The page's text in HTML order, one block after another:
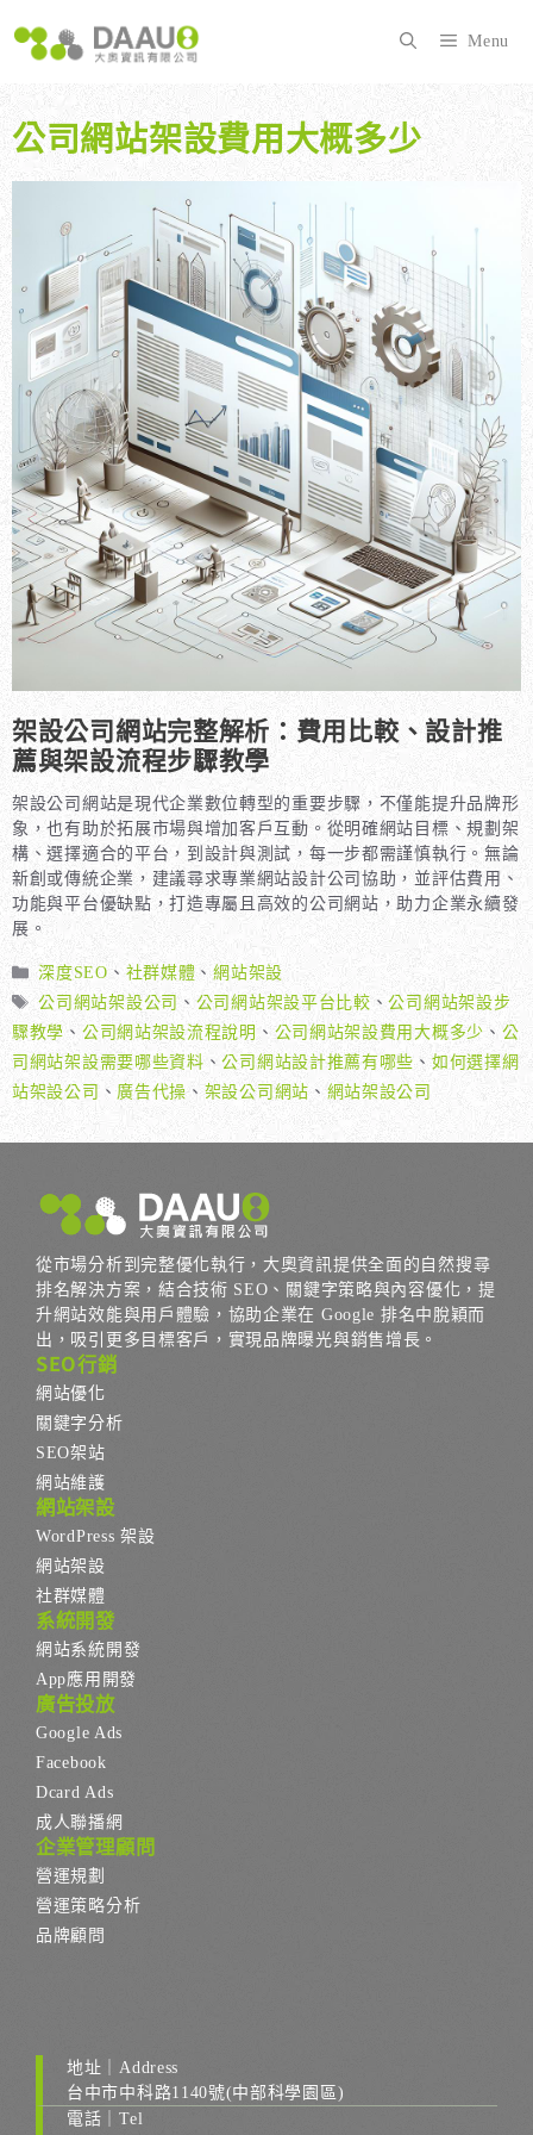
至
內
容
Menu
公司網站架設費用大概多少
架設公司網站完整解析：費用比較、設計推
薦與架設流程步驟教學
架設公司網站是現代企業數位轉型的重要步驟，不僅能提升品牌形
象，也有助於拓展市場與增加客戶互動。從明確網站目標、規劃架
構、選擇適合的平台，到設計與測試，每一步都需謹慎執行。無論
新創或傳統企業，建議尋求專業網站設計公司協助，並評估費用、
功能與平台優缺點，打造專屬且高效的公司網站，助力企業永續發
展。
分
類
深度SEO 、 社群媒體 、網站架設
標
籤
公司網站架設公司 、 公司網站架設平台比較 、公司網站架設步
驟教學 、 公司網站架設流程說明 、 公司網站架設費用大概多少 、 公
司網站架設需要哪些資料 、公司網站設計推薦有哪些、 如何選擇網
站架設公司
、 廣告代操、 架設公司網站 、 網站架設公司
從市場分析到完整優化執行，大奧資訊提供全面的自然搜尋
排名解決方案，結合技術 SEO、關鍵字策略與內容優化，提
升網站效能與用戶體驗，協助企業在 Google 排名中脫穎而
出，吸引更多目標客戶，實現品牌曝光與銷售增長。
SEO行銷
網站優化
關鍵字分析
SEO架站
網站維護
網站架設
WordPress 架設
網站架設
社群媒體
系統開發
網站系統開發
App應用開發
廣告投放
Google Ads
Facebook
Dcard Ads
成人聯播網
企業管理顧問
營運規劃
營運策略分析
品牌顧問
地址｜Address
台中市中科路1140號(中部科學園區)
電話｜Tel